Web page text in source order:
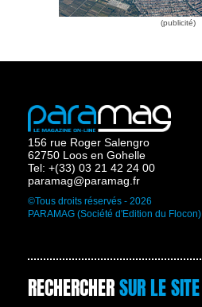
156 rue Roger Salengro
62750 Loos en Gohelle
Tel: +(33) 03 21 42 24 00
paramag@paramag.fr
©Tous droits réservés - 2026
PARAMAG (Société d'Edition du Flocon)
RECHERCHERSUR LE SITE